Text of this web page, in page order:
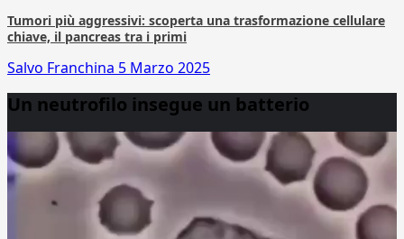
Tumori più aggressivi: scoperta una trasformazione cellulare
chiave, il pancreas tra i primi
Salvo Franchina 5 Marzo 2025
Un neutrofilo insegue un batterio
Player